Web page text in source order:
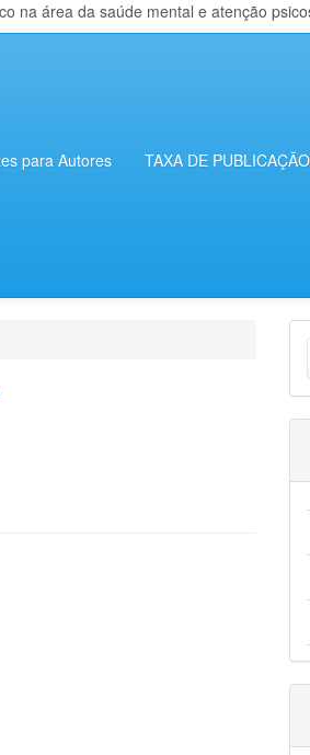
área da saúde mental e atenção
para Autores TAXA DE PUBLICAÇÃO